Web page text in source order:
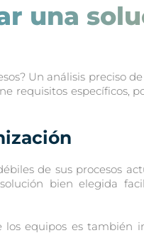
una
Un análisis preciso
requisitos específicos,
de sus procesos
bien elegida
equipos es también